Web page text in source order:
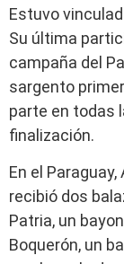
Estuvo
Su última
campaña del
sargento
parte en todas
finalización.
En el
recibió dos
Patria, un
Boquerón, un